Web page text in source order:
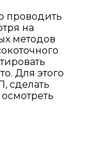
проводить
на
методов
Для этого
сделать